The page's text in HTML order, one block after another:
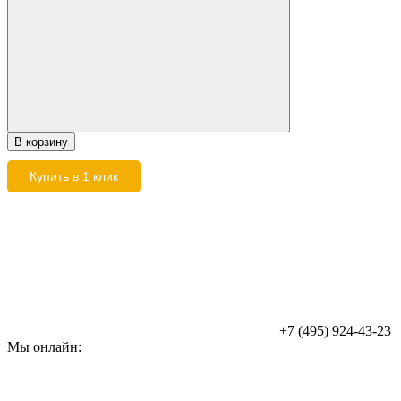
В корзину
Купить в 1 клик
+7 (495) 924-43-23
Мы онлайн: